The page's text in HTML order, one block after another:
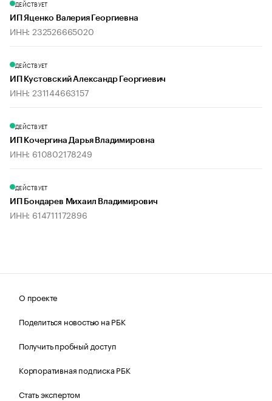
ДЕЙСТВУЕТ
ИП Яценко Валерия Георгиевна
ИНН: 232526665020
ДЕЙСТВУЕТ
ИП Кустовский Александр Георгиевич
ИНН: 231144663157
ДЕЙСТВУЕТ
ИП Кочергина Дарья Владимировна
ИНН: 610802178249
ДЕЙСТВУЕТ
ИП Бондарев Михаил Владимирович
ИНН: 614711172896
О проекте
Поделиться новостью на РБК
Получить пробный доступ
Корпоративная подписка РБК
Стать экспертом